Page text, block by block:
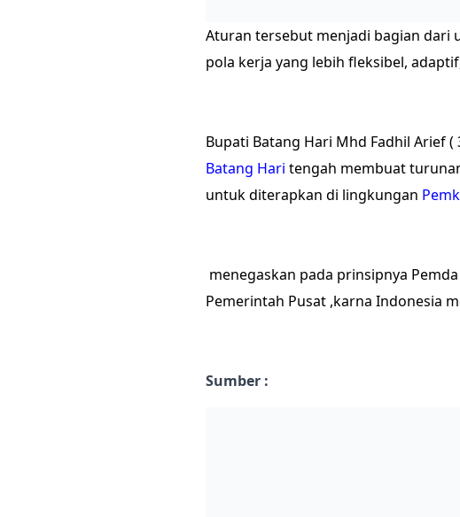
Aturan tersebut menjadi bagian dari
pola kerja yang lebih fleksibel,
Bupati Batang Hari Mhd Fadhil Arief
Batang Hari tengah membuat
untuk diterapkan di lingkungan
menegaskan pada prinsipnya
Pemerintah Pusat ,karna Indonesia
Sumber :